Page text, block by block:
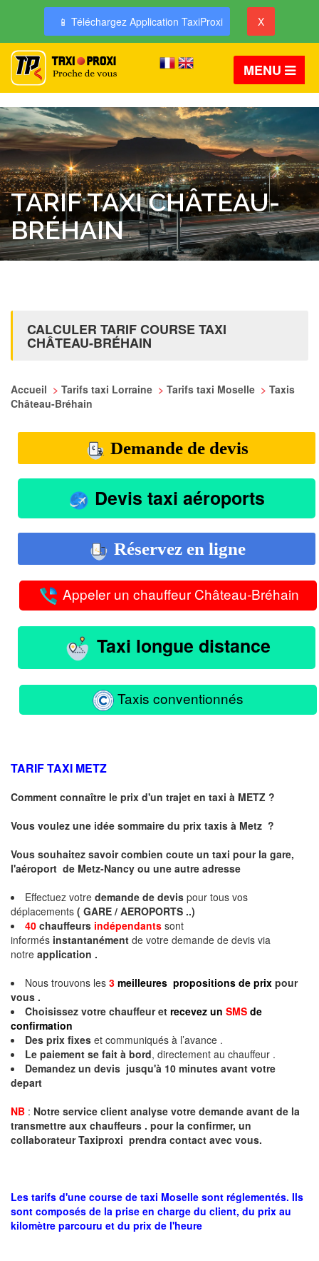
📱 Téléchargez Application TaxiProxi X
MENU
TARIF TAXI CHÂTEAU-
BRÉHAIN
CALCULER TARIF COURSE TAXI
CHÂTEAU-BRÉHAIN
Accueil > Tarifs taxi Lorraine > Tarifs taxi Moselle > Taxis
Château-Bréhain
Demande de devis
Devis taxi aéroports
Réservez en ligne
Appeler un chauffeur Château-Bréhain
Taxi longue distance
Taxis conventionnés
TARIF TAXI METZ
Comment connaître le prix d'un trajet en taxi à METZ ?
Vous voulez une idée sommaire du prix taxis à Metz ?
Vous souhaitez savoir combien coute un taxi pour la gare,
l'aéroport de Metz-Nancy ou une autre adresse
Effectuez votre demande de devis pour tous vos
déplacements ( GARE / AEROPORTS ..)
40 chauffeurs indépendants sont
informés instantanément de votre demande de devis via
notre application .
Nous trouvons les 3 meilleures propositions de prix pour
vous .
Choisissez votre chauffeur et recevez un SMS de
confirmation
Des prix fixes et communiqués à l’avance .
Le paiement se fait à bord, directement au chauffeur .
Demandez un devis jusqu'à 10 minutes avant votre
depart
NB : Notre service client analyse votre demande avant de la
transmettre aux chauffeurs . pour la confirmer, un
collaborateur Taxiproxi prendra contact avec vous.
Les tarifs d'une course de taxi Moselle sont réglementés. Ils
sont composés de la prise en charge du client, du prix au
kilomètre parcouru et du prix de l'heure